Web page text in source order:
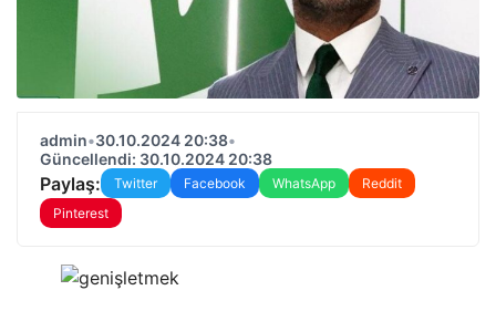
admin•30.10.2024 20:38•
Güncellendi: 30.10.2024 20:38
Paylaş: Twitter Facebook WhatsApp
Reddit
Pinterest